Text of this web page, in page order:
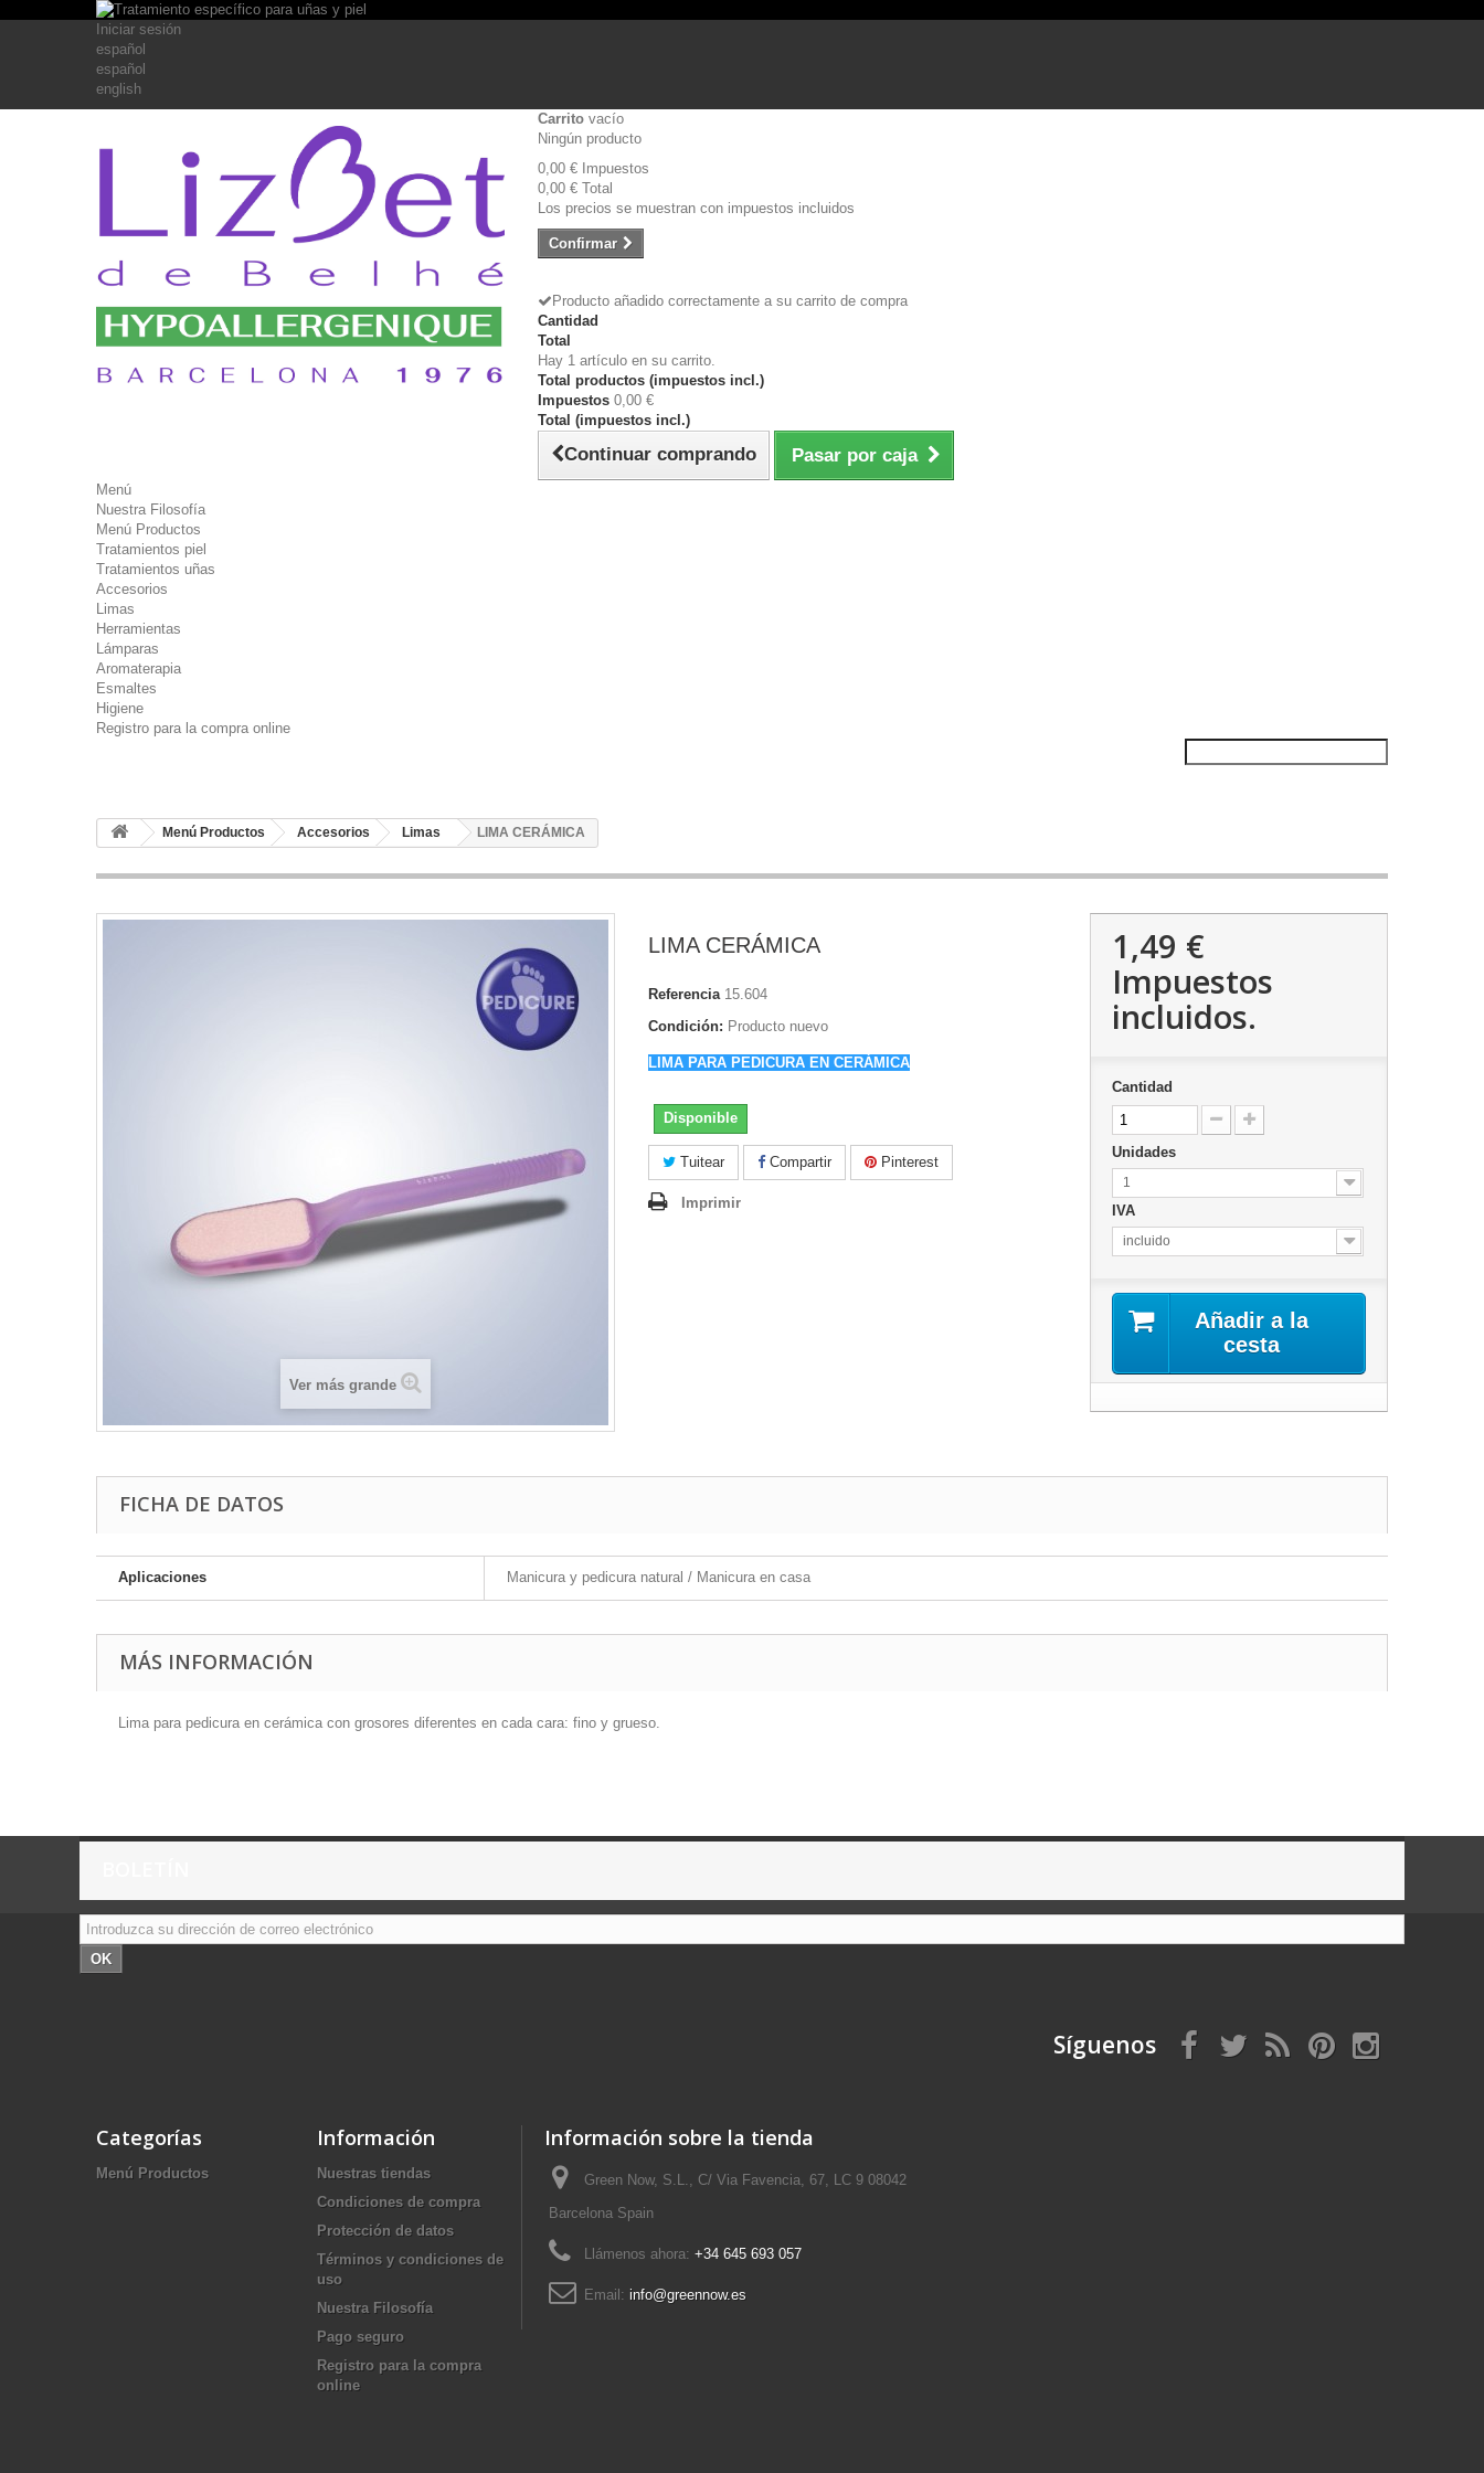
Iniciar sesión
español
español
english
Carrito vacío
Ningún producto
0,00 €
Impuestos
0,00 € Total
Los precios se muestran con impuestos incluidos
Confirmar
Producto añadido correctamente a su carrito de compra
Cantidad
Total
Hay 1 artículo en su carrito.
Total productos (impuestos incl.)
Impuestos 0,00 €
Total (impuestos incl.)
Continuar comprando Pasar por caja
Menú
Nuestra Filosofía
Menú Productos
Tratamientos piel
Tratamientos uñas
Accesorios
Limas
Herramientas
Lámparas
Aromaterapia
Esmaltes
Higiene
Registro para la compra online
Menú Productos Accesorios Limas LIMA CERÁMICA
Ver más grande
LIMA CERÁMICA
Referencia 15.604
Condición: Producto nuevo
LIMA PARA PEDICURA EN CERÁMICA
Disponible
Tuitear Compartir Pinterest
Imprimir
1,49 €
Impuestos
incluidos.
Cantidad
Unidades
1
IVA
incluido
Añadir a la
cesta
FICHA DE DATOS
Aplicaciones Manicura y pedicura natural / Manicura en casa
MÁS INFORMACIÓN
Lima para pedicura en cerámica con grosores diferentes en cada cara: fino y grueso.
OK
Síguenos
Categorías
Menú Productos
Información
Nuestras tiendas
Condiciones de compra
Protección de datos
Términos y condiciones de
uso
Nuestra Filosofía
Pago seguro
Registro para la compra
online
Información sobre la tienda
Green Now, S.L., C/ Via Favencia, 67, LC 9 08042
Barcelona Spain
Llámenos ahora: +34 645 693 057
Email: info@greennow.es